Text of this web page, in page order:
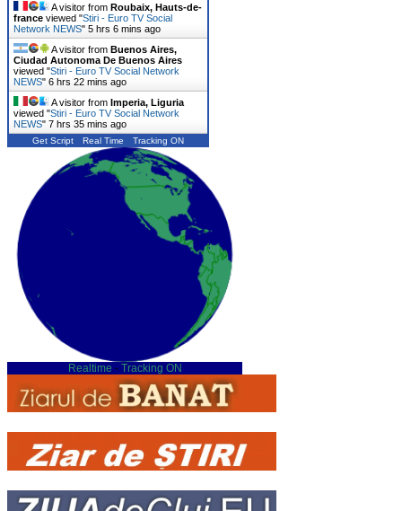
A visitor from Roubaix, Hauts-de-
france viewed "Stiri - Euro TV Social
Network NEWS" 5 hrs 6 mins ago
A visitor from Buenos Aires,
Ciudad Autonoma De Buenos Aires
viewed "Stiri - Euro TV Social Network
NEWS" 6 hrs 22 mins ago
A visitor from Imperia, Liguria
viewed "Stiri - Euro TV Social Network
NEWS" 7 hrs 35 mins ago
Get Script Real Time Tracking ON
Realtime - Tracking ON